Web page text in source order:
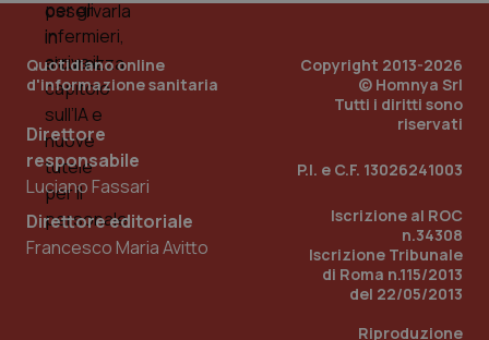
Quotidiano online
d'informazione sanitaria
Direttore
responsabile
Luciano Fassari
Direttore editoriale
Francesco Maria Avitto
Copyright 2013-2026
© Homnya Srl
Tutti i diritti sono
riservati
P.I. e C.F. 13026241003
Iscrizione al ROC
n.34308
Iscrizione Tribunale
di Roma n.115/2013
del 22/05/2013
Riproduzione
_ga_KM60CM4NPH .quotidianosanita.it
1